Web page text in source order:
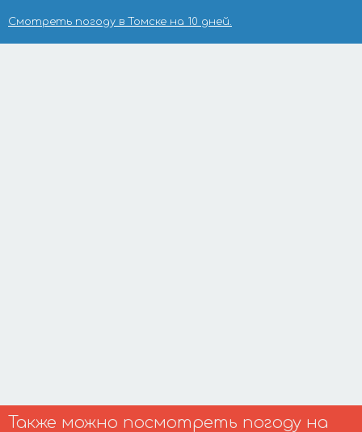
Смотреть погоду в Томске на 10 дней.
Также можно посмотреть погоду на